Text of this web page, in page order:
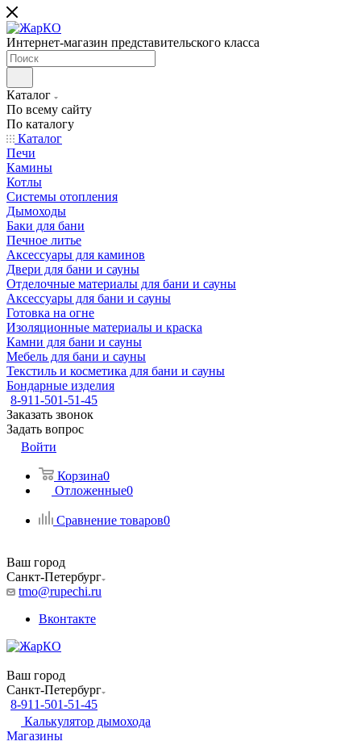
Интернет-магазин представительского класса
Каталог
По всему сайту
По каталогу
Каталог
Печи
Камины
Котлы
Системы отопления
Дымоходы
Баки для бани
Печное литье
Аксессуары для каминов
Двери для бани и сауны
Отделочные материалы для бани и сауны
Аксессуары для бани и сауны
Готовка на огне
Изоляционные материалы и краска
Камни для бани и сауны
Мебель для бани и сауны
Текстиль и косметика для бани и сауны
Бондарные изделия
8-911-501-51-45
Заказать звонок
Задать вопрос
Войти
Корзина0
Отложенные0
Сравнение товаров0
Ваш город
Санкт-Петербург
tmo@rupechi.ru
Вконтакте
Ваш город
Санкт-Петербург
8-911-501-51-45
Калькулятор дымохода
Магазины